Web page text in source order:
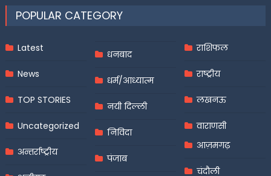
POPULAR CATEGORY
Latest
News
TOP STORIES
Uncategorized
अन्तर्राष्ट्रीय
धनबाद
धर्म/आध्यात्म
नयी दिल्ली
निविदा
पंजाब
राशिफल
राष्ट्रीय
लखनऊ
वाराणसी
आज़मगढ़
चंदौली